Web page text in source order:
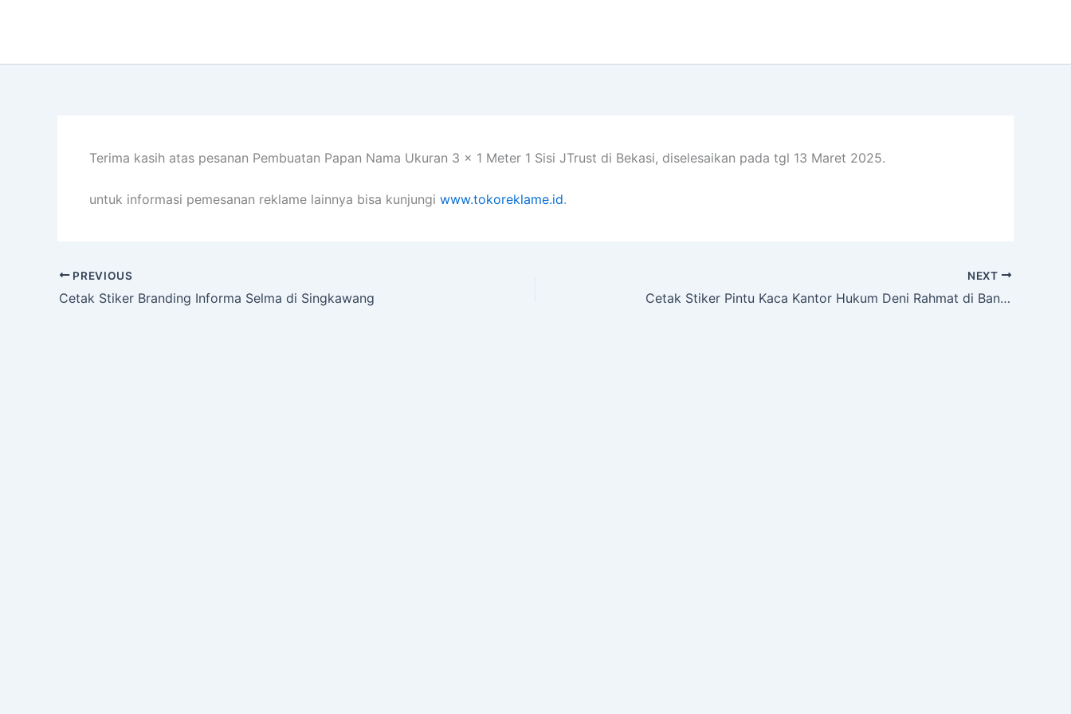
Terima kasih atas pesanan Pembuatan Papan Nama Ukuran 3 x 1 Meter 1 Sisi JTrust di Bekasi, diselesaikan pada tgl 13 Maret 2025.
untuk informasi pemesanan reklame lainnya bisa kunjungi www.tokoreklame.id.
PREVIOUS
Cetak Stiker Branding Informa Selma di Singkawang
NEXT
Cetak Stiker Pintu Kaca Kantor Hukum Deni Rahmat di Bandung